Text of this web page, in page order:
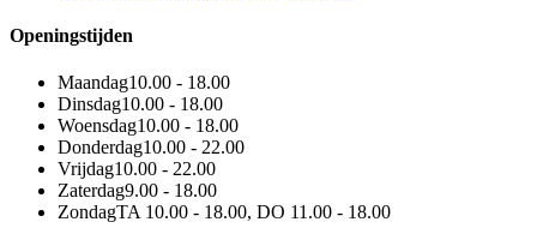
Openingstijden
Maandag10.00 - 18.00
Dinsdag10.00 - 18.00
Woensdag10.00 - 18.00
Donderdag10.00 - 22.00
Vrijdag10.00 - 22.00
Zaterdag9.00 - 18.00
ZondagTA 10.00 - 18.00, DO 11.00 - 18.00